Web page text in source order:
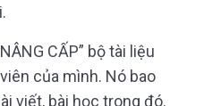
CẤP” bộ tài liệu
của mình. Nó bao
viết, bài học trong đó.